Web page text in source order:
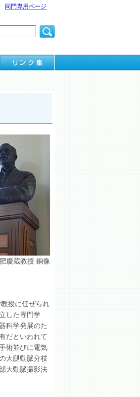
同門専用ページ
慶蔵教授 銅像
授に任ぜられ
した専門学
科学発展のた
だといわれて
術並びに電気
大腿動脈分枝
大動脈撮影法